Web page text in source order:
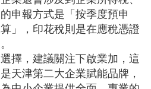
申報方式是「按季度預申
」，印花稅則是在應稅憑證
擇，建議關注下啟業加，這
天津第二大企業賦能品牌，